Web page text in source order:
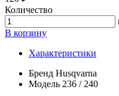
Количество
В корзину
Характеристики
Бренд Husqvarna
Модель 236 / 240